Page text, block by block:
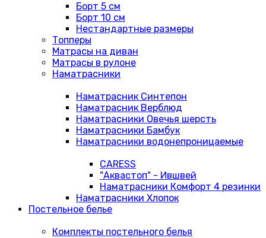
Борт 5 см
Борт 10 см
Нестандартные размеры
Топперы
Матрасы на диван
Матрасы в рулоне
Наматрасники
Наматрасник Синтепон
Наматрасник Верблюд
Наматрасники Овечья шерсть
Наматрасники Бамбук
Наматрасники водонепроницаемые
CARESS
"Аквастоп" - Ившвей
Наматрасники Комфорт 4 резинки
Наматрасники Хлопок
Постельное белье
Комплекты постельного белья